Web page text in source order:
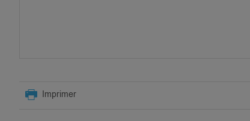
THE
Imprimer